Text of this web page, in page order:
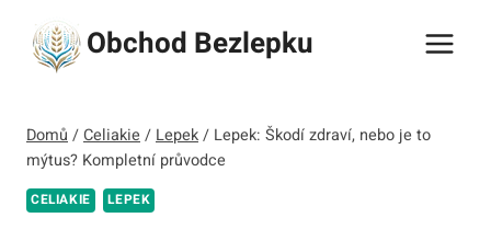
obsah
Obchod Bezlepku
Domů /Celiakie / Lepek/ Lepek: Škodí zdraví, nebo je to
mýtus? Kompletní průvodce
CELIAKIE LEPEK